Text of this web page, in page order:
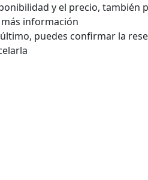
y el precio, también
información
puedes confirmar la